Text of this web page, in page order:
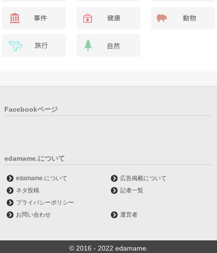
Facebookページ
edamame.について
edamame.について
広告掲載について
ネタ投稿
記者一覧
プライバシーポリシー
お問い合わせ
運営者
© 2016 - 2022 edamame.